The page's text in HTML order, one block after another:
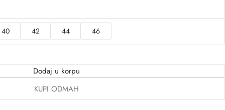
40 42 44 46
Dodaj u korpu
KUPI ODMAH